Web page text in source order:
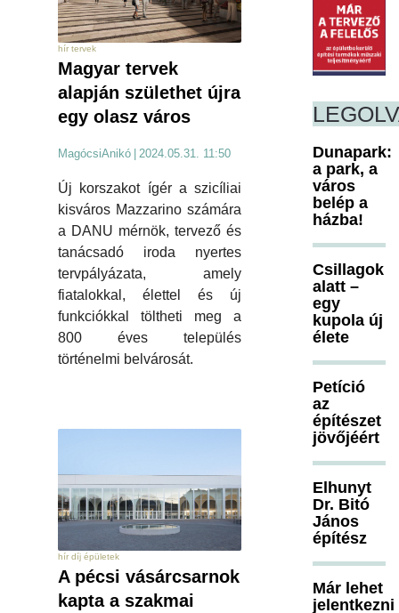
hír tervek
Magyar tervek
alapján születhet újra
egy olasz város
MagócsiAnikó | 2024.05.31. 11:50
Új korszakot ígér a szicíliai
kisváros Mazzarino számára
a DANU mérnök, tervező és
tanácsadó iroda nyertes
tervpályázata, amely
fiatalokkal, élettel és új
funkciókkal töltheti meg a
800 éves település
történelmi belvárosát.
hír díj épületek
A pécsi vásárcsarnok
kapta a szakmai
Dunapark:
a park, a
város
belép a
házba!
Csillagok
alatt –
egy
kupola új
élete
Petíció
az
építészet
jövőjéért
Elhunyt
Dr. Bitó
János
építész
Már lehet
jelentkezni